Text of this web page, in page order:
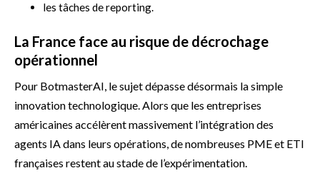
les tâches de reporting.
La France face au risque de décrochage
opérationnel
Pour BotmasterAI, le sujet dépasse désormais la simple
innovation technologique. Alors que les entreprises
américaines accélèrent massivement l’intégration des
agents IA dans leurs opérations, de nombreuses PME et ETI
françaises restent au stade de l’expérimentation.